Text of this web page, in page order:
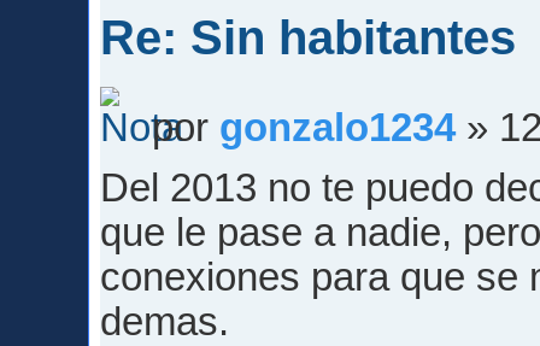
Re: Sin habitantes
por gonzalo1234»
Del 2013 no te puedo
que le pase a nadie,
conexiones para que se
demas.